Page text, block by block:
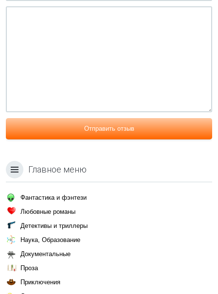
Отправить отзыв
Главное меню
Фантастика и фэнтези
Любовные романы
Детективы и триллеры
Наука, Образование
Документальные
Проза
Приключения